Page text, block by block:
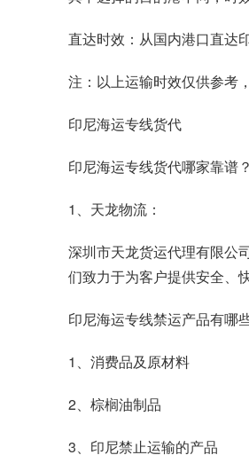
直达时效：从国内港口直达
注：以上运输时效仅供参考
印尼海运专线货代
印尼海运专线货代哪家靠谱？
1、天龙物流：
深圳市天龙货运代理有限公
们致力于为客户提供安全、
印尼海运专线禁运产品有哪
1、消费品及原材料
2、棕榈油制品
3、印尼禁止运输的产品